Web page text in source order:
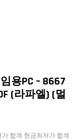
용PC – 8667
(라파엘) (멀
합계 현금최저가 합계